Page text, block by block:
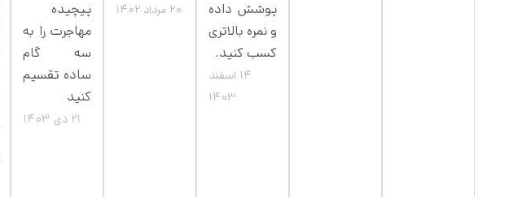
پوشش داده
و نمره بالاتری
کسب کنید.
14 اسفند
1403
20 مرداد 1402
پیچیده
مهاجرت را به
سه گام
ساده تقسیم
کنید
21 دی 1403